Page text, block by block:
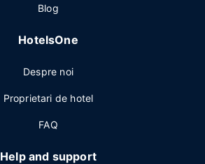
Blog
HotelsOne
Despre noi
Proprietari de hotel
FAQ
Help and support